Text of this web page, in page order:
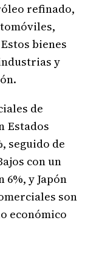
refinado,
bienes
y
de
Estados
seguido de
con un
6%, y Japón
son
económico